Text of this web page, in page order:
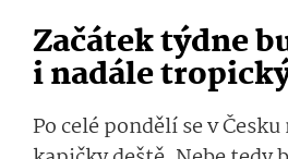
Začátek týdne
i nadále
Po celé pondělí se v